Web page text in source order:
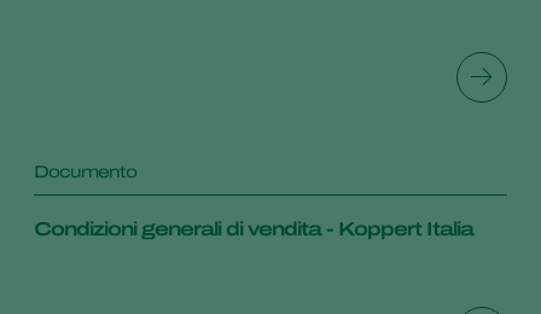
Documento
Condizioni generali di vendita - Koppert Italia